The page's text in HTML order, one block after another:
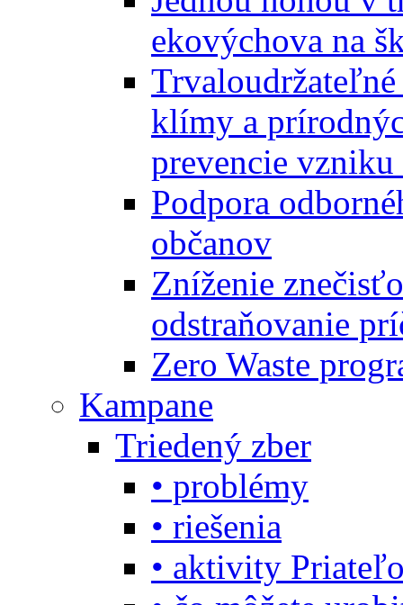
ekovýchova na
klímy a
prevencie vzniku
Podpora
občanov
Zníženie
odstraňovanie
Zero Waste
Kampane
Triedený zber
• problémy
• riešenia
• aktivity